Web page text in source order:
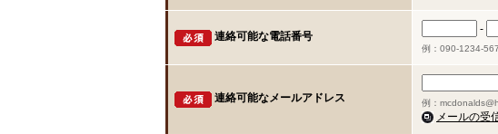
連絡可能な電話番号
-
例：090-1234-
連絡可能なメールアドレス 例：
メールの受